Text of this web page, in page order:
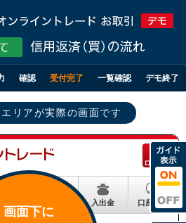
確認 受付完了 一覧確認 デモ終了
リアが実際の画面です
画面下に
ログアウト
入出金 口座情報